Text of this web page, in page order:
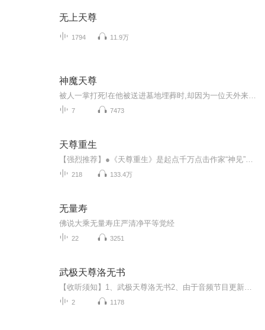
无上天尊
1794 11.9万
神魔天尊
7 7473
天尊重生
218 133.4万
无量寿
佛说大乘无量寿庄严清净平等觉经
22 3251
武极天尊洛无书
2 1178